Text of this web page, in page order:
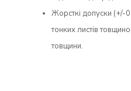
Жорсткі допуски (+/-
тонких листів
товщини.